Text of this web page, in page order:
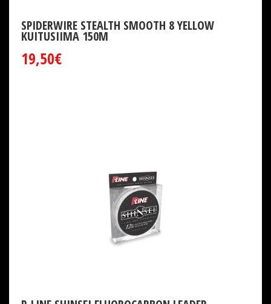
SPIDERWIRE STEALTH SMOOTH 8 YELLOW
KUITUSIIMA 150M
19,50€